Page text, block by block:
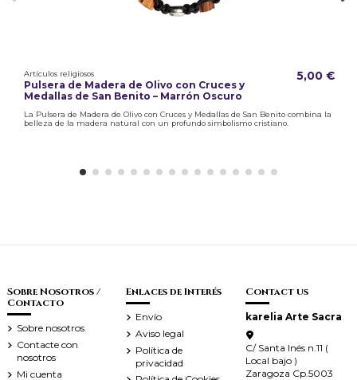
Artículos religiosos
Pulsera de Madera de Olivo con Cruces y
Medallas de San Benito – Marrón Oscuro
5,00 €
La Pulsera de Madera de Olivo con Cruces y Medallas de San Benito combina la
belleza de la madera natural con un profundo simbolismo cristiano.
Sobre Nosotros /
Contacto
Sobre nosotros
Contacte con
nosotros
Mi cuenta
Enlaces de Interés
Envío
Aviso legal
Política de
privacidad
Contact us
karelia Arte Sacra
C/ Santa Inés n.11 (
Local bajo )
Zaragoza Cp.5003